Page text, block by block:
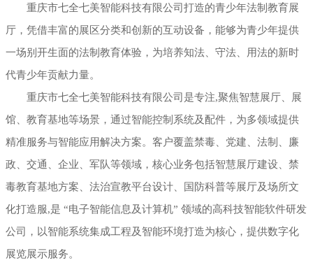
重庆市七全七美智能科技有限公司打造的青少年法制教育展
厅，凭借丰富的展区分类和创新的互动设备，能够为青少年提供
一场别开生面的法制教育体验，为培养知法、守法、用法的新时
代青少年贡献力量。
重庆市七全七美智能科技有限公司是专注,聚焦智慧展厅、展
馆、教育基地等场景，通过智能控制系统及配件，为多领域提供
精准服务与智能应用解决方案。客户覆盖禁毒、党建、法制、廉
政、交通、企业、军队等领域，核心业务包括智慧展厅建设、禁
毒教育基地方案、法治宣教平台设计、国防科普等展厅及场所文
化打造服,是 “电子智能信息及计算机” 领域的高科技智能软件研发
公司，以智能系统集成工程及智能环境打造为核心，提供数字化
展览展示服务。